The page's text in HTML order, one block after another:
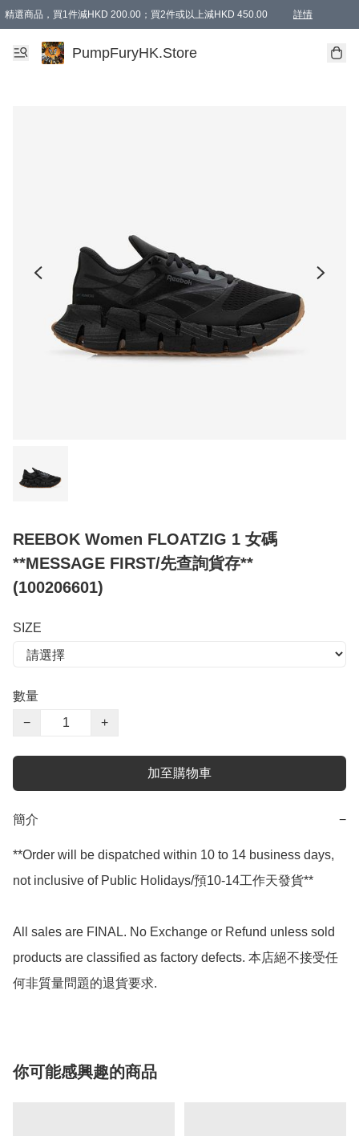
精選商品，買1件減HKD 200.00；買2件或以上減HKD 450.00 詳情
AAPE商品,會員專享9折或以上（按會員等級）AAPE products, members can
精選商品，任選買2件或以上減HKD 100.00
購物滿 HKD 800.00即享免運費優惠！（適用於 特定的送貨方式 )
PumpFuryHK.Store
REEBOK Women FLOATZIG 1 女碼
**MESSAGE FIRST/先查詢貨存**
(100206601)
SIZE
數量
−
+
加至購物車
簡介 −
**Order will be dispatched within 10 to 14 business days,
not inclusive of Public Holidays/預10-14工作天發貨**
All sales are FINAL. No Exchange or Refund unless sold
products are classified as factory defects. 本店絕不接受任
何非質量問題的退貨要求.
你可能感興趣的商品